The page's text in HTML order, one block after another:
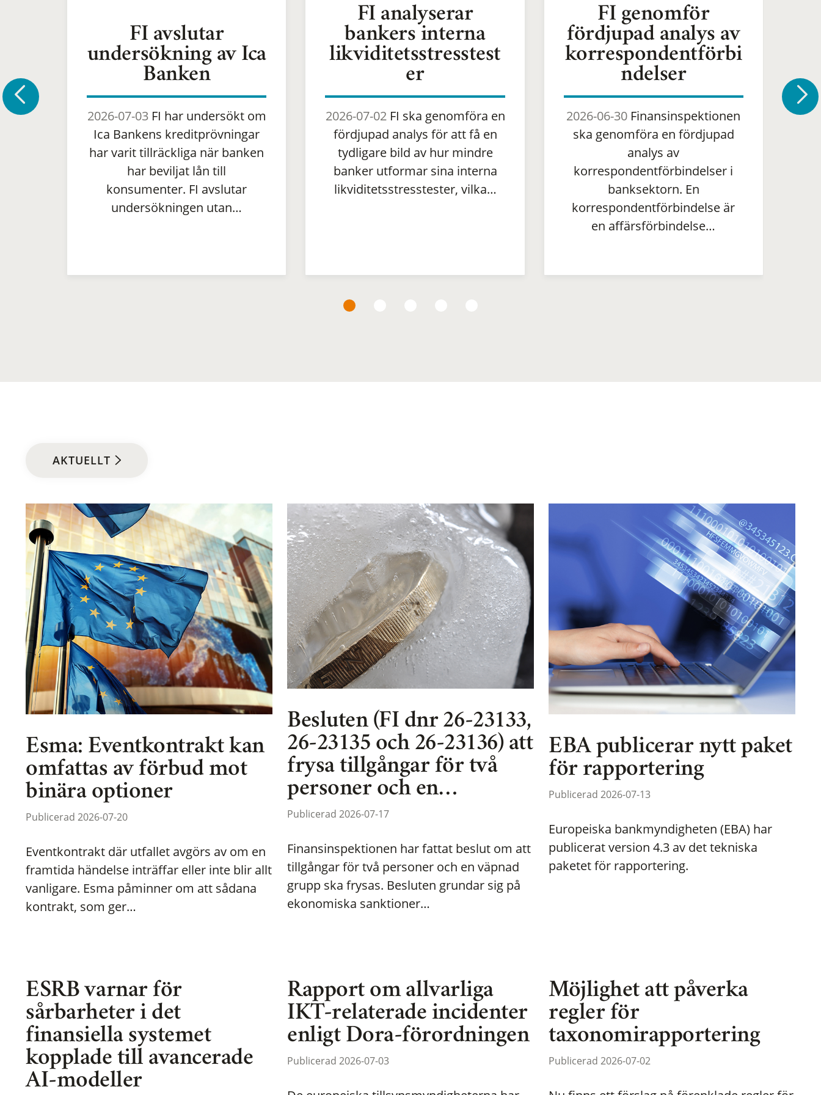
FI avslutar
undersökning av Ica
Banken
2026-07-03FI har undersökt om
Ica Bankens kreditprövningar
har varit tillräckliga när banken
har beviljat lån till
konsumenter. FI avslutar
undersökningen utan…
FI analyserar
bankers interna
likviditetsstresstest
er
2026-07-02FI ska genomföra en
fördjupad analys för att få en
tydligare bild av hur mindre
banker utformar sina interna
likviditetsstresstester, vilka…
FI genomför
fördjupad analys av
korrespondentförbi
ndelser
2026-06-30 Finansinspektionen
ska genomföra en fördjupad
analys av
korrespondentförbindelser i
banksektorn. En
korrespondentförbindelse är
en affärsförbindelse…
AKTUELLT
Esma: Eventkontrakt kan
omfattas av förbud mot
binära optioner
Publicerad 2026-07-20
Eventkontrakt där utfallet avgörs av om en
framtida händelse inträffar eller inte blir allt
vanligare. Esma påminner om att sådana
kontrakt, som ger…
Besluten (FI dnr 26-23133,
26-23135 och 26-23136) att
frysa tillgångar för två
personer och en…
Publicerad 2026-07-17
Finansinspektionen har fattat beslut om att
tillgångar för två personer och en väpnad
grupp ska frysas. Besluten grundar sig på
ekonomiska sanktioner…
EBA publicerar nytt paket
för rapportering
Publicerad 2026-07-13
Europeiska bankmyndigheten (EBA) har
publicerat version 4.3 av det tekniska
paketet för rapportering.
ESRB varnar för
sårbarheter i det
finansiella systemet
kopplade till avancerade
AI-modeller
Rapport om allvarliga
IKT-relaterade incidenter
enligt Dora-förordningen
Publicerad 2026-07-03
Möjlighet att påverka
regler för
taxonomirapportering
Publicerad 2026-07-02